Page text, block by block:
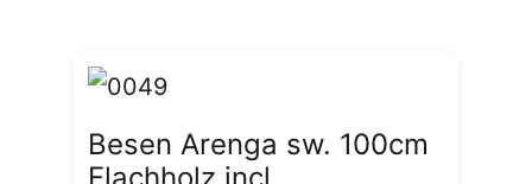
Besen Arenga sw. 100cm